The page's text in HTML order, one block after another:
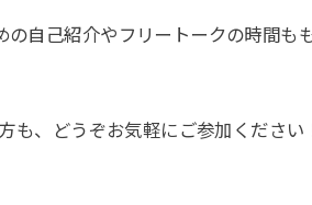
自己紹介やフリートークの時間も
も、どうぞお気軽にご参加ください